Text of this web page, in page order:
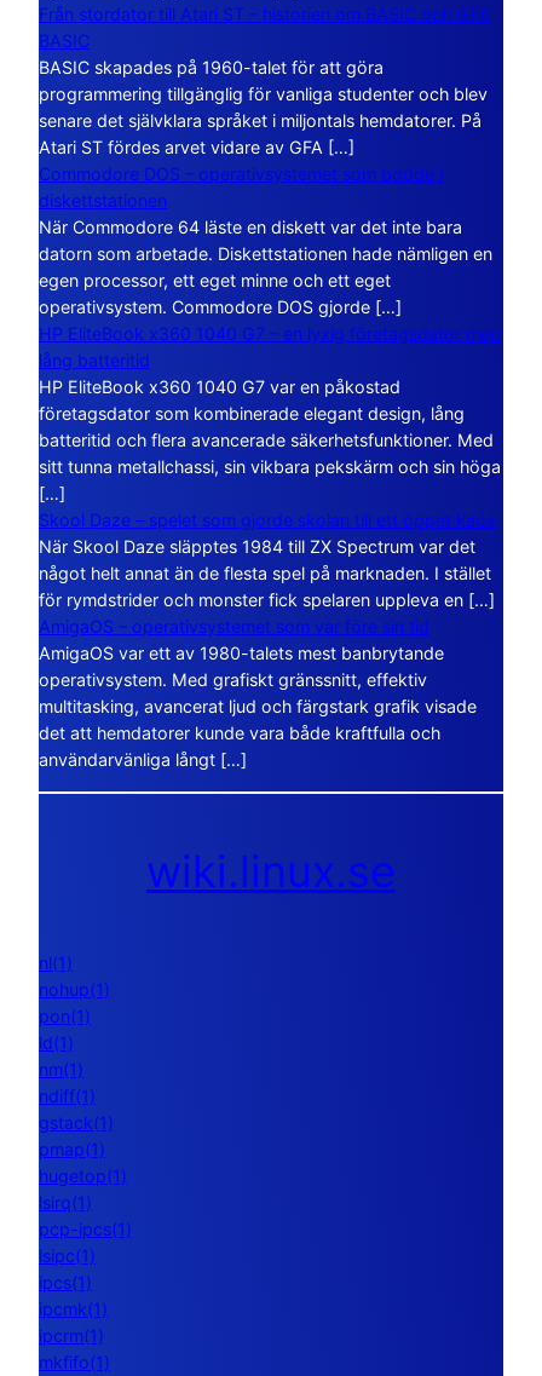
Från stordator till Atari ST – historien om BASIC och GFA
BASIC
BASIC skapades på 1960-talet för att göra
programmering tillgänglig för vanliga studenter och blev
senare det självklara språket i miljontals hemdatorer. På
Atari ST fördes arvet vidare av GFA […]
Commodore DOS – operativsystemet som bodde i
diskettstationen
När Commodore 64 läste en diskett var det inte bara
datorn som arbetade. Diskettstationen hade nämligen en
egen processor, ett eget minne och ett eget
operativsystem. Commodore DOS gjorde […]
HP EliteBook x360 1040 G7 – en lyxig företagsdator med
lång batteritid
HP EliteBook x360 1040 G7 var en påkostad
företagsdator som kombinerade elegant design, lång
batteritid och flera avancerade säkerhetsfunktioner. Med
sitt tunna metallchassi, sin vikbara pekskärm och sin höga
[…]
Skool Daze – spelet som gjorde skolan till ett öppet kaos
När Skool Daze släpptes 1984 till ZX Spectrum var det
något helt annat än de flesta spel på marknaden. I stället
för rymdstrider och monster fick spelaren uppleva en […]
AmigaOS – operativsystemet som var före sin tid
AmigaOS var ett av 1980-talets mest banbrytande
operativsystem. Med grafiskt gränssnitt, effektiv
multitasking, avancerat ljud och färgstark grafik visade
det att hemdatorer kunde vara både kraftfulla och
användarvänliga långt […]
wiki.linux.se
nl(1)
nohup(1)
pon(1)
ld(1)
nm(1)
ndiff(1)
gstack(1)
pmap(1)
hugetop(1)
lsirq(1)
pcp-ipcs(1)
lsipc(1)
ipcs(1)
ipcmk(1)
ipcrm(1)
mkfifo(1)